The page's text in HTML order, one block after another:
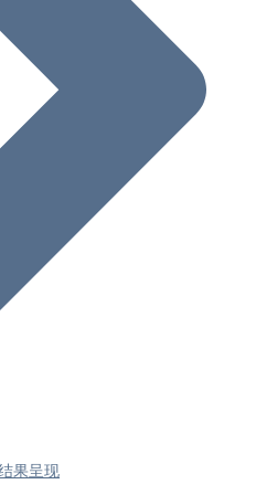
果中移除您网站上托管的图片
信息不显示在 Google 搜索中
Google搜索
换托管服务提供商或迁移到内容分
址的情况下迁移网站
Google搜索中进行A/B测试的最佳
用网站
结果呈现
中的摘要(如何撰写元描述)
果呈现